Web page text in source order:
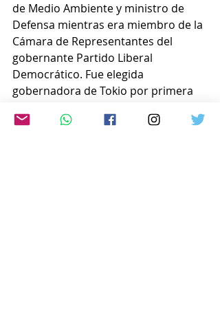
de Medio Ambiente y ministro de
Defensa mientras era miembro de la
Cámara de Representantes del
gobernante Partido Liberal
Democrático. Fue elegida
gobernadora de Tokio por primera